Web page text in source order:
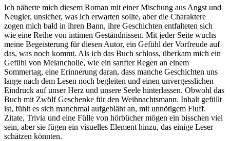
Ich näherte mich diesem Roman mit einer Mischung aus Angst und
Neugier, unsicher, was ich erwarten sollte, aber die Charaktere
zogen mich bald in ihren Bann, ihre Geschichten entfalteten sich
wie eine Reihe von intimen Geständnissen. Mit jeder Seite wuchs
meine Begeisterung für diesen Autor, ein Gefühl der Vorfreude auf
das, was noch kommt. Als ich das Buch schloss, überkam mich ein
Gefühl von Melancholie, wie ein sanfter Regen an einem
Sommertag, eine Erinnerung daran, dass manche Geschichten uns
lange nach dem Lesen noch begleiten und einen unvergesslichen
Eindruck auf unser Herz und unsere Seele hinterlassen. Obwohl das
Buch mit Zwölf Geschenke für den Weihnachtsmann. Inhalt gefüllt
ist, fühlt es sich manchmal aufgebläht an, mit unnötigem Fluff.
Zitate, Trivia und eine Fülle von hörbücher mögen ein bisschen viel
sein, aber sie fügen ein visuelles Element hinzu, das einige Leser
schätzen könnten.